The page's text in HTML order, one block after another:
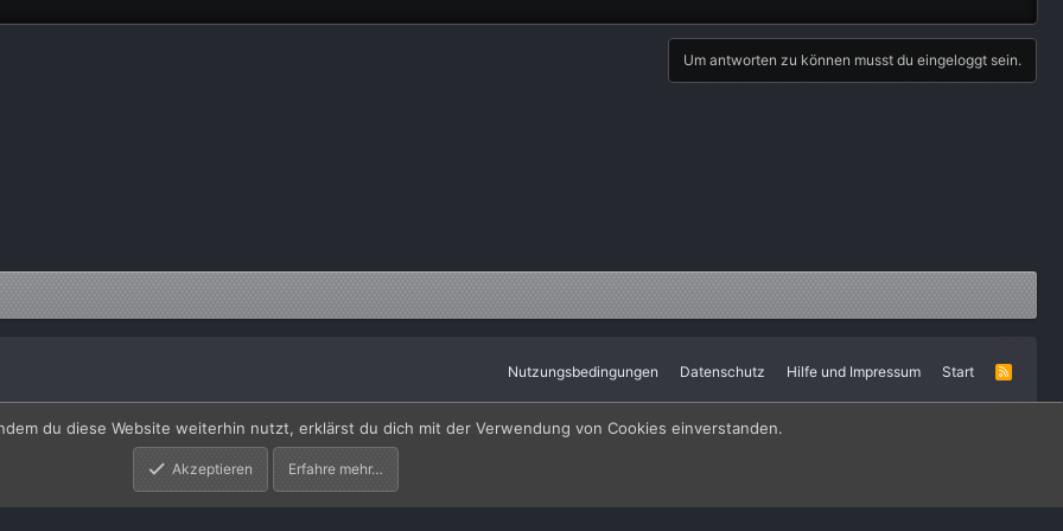
Um antworten zu können musst du eingeloggt sein.
Nutzungsbedingungen Datenschutz Hilfe und Impressum Start
R
S
du diese Website weiterhin nutzt, erklärst du dich mit der Verwendung von Cookies einverstanden.
Akzeptieren Erfahre mehr…